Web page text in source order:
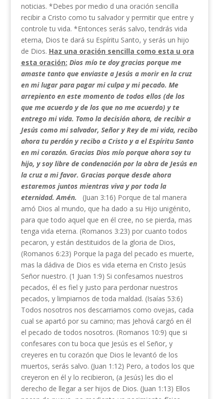
noticias. *Debes por medio d una oración sencilla
recibir a Cristo como tu salvador y permitir que entre y
controle tu vida. *Entonces serás salvo, tendrás vida
eterna, Dios te dará su Espíritu Santo, y serás un hijo
de Dios. Haz una oración sencilla como esta u ora
esta oración: Dios mío te doy gracias porque me
amaste tanto que enviaste a Jesús a morir en la cruz
en mi lugar para pagar mi culpa y mi pecado. Me
arrepiento en este momento de todos ellos (de los
que me acuerdo y de los que no me acuerdo) y te
entrego mi vida. Tomo la decisión ahora, de recibir a
Jesús como mi salvador, Señor y Rey de mi vida, recibo
ahora tu perdón y recibo a Cristo y a el Espíritu Santo
en mi corazón. Gracias Dios mío porque ahora soy tu
hijo, y soy libre de condenación por la obra de Jesús en
la cruz a mi favor. Gracias porque desde ahora
estaremos juntos mientras viva y por toda la
eternidad. Amén. (Juan 3:16) Porque de tal manera
amó Dios al mundo, que ha dado a su Hijo unigénito,
para que todo aquel que en él cree, no se pierda, mas
tenga vida eterna. (Romanos 3:23) por cuanto todos
pecaron, y están destituidos de la gloria de Dios,
(Romanos 6:23) Porque la paga del pecado es muerte,
mas la dádiva de Dios es vida eterna en Cristo Jesús
Señor nuestro. (1 Juan 1:9) Si confesamos nuestros
pecados, él es fiel y justo para perdonar nuestros
pecados, y limpiarnos de toda maldad. (Isaías 53:6)
Todos nosotros nos descarriamos como ovejas, cada
cual se apartó por su camino; mas Jehová cargó en él
el pecado de todos nosotros. (Romanos 10:9) que si
confesares con tu boca que Jesús es el Señor, y
creyeres en tu corazón que Dios le levantó de los
muertos, serás salvo. (Juan 1:12) Pero, a todos los que
creyeron en él y lo recibieron, (a Jesús) les dio el
derecho de llegar a ser hijos de Dios. (Juan 1:13) Ellos